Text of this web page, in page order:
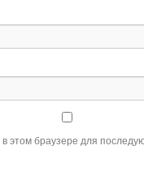
этом браузере для